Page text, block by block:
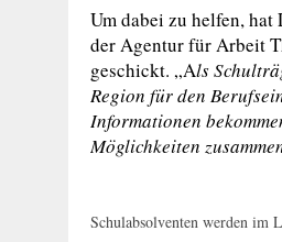
Um dabei zu helfen,
der Agentur für Arbeit
geschickt. „Als
Region für den
Informationen
Möglichkeiten
Schulabsolventen werden im